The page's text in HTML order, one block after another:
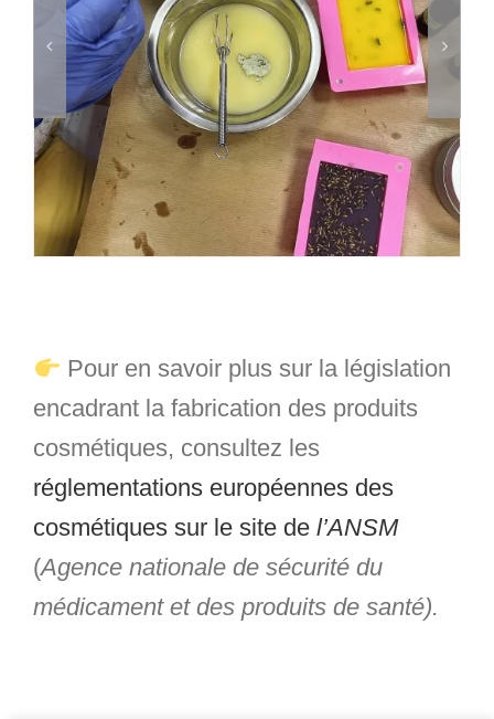
Pour en savoir plus sur la législation
encadrant la fabrication des produits
cosmétiques, consultez les
réglementations européennes des
cosmétiques sur le site del’ANSM
(Agence nationale de sécurité du
médicament et des produits de santé).